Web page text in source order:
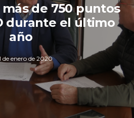
de 750 puntos
durante el último
año
de enero de 2020